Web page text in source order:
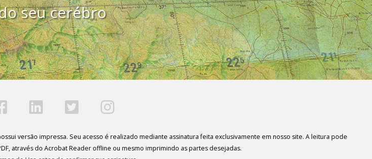
seu cerébro
versão impressa. Seu acesso é realizado mediante assinatura feita exclusivamente em nosso site. A leitura pode
através do Acrobat Reader offline ou mesmo imprimindo as partes desejadas.